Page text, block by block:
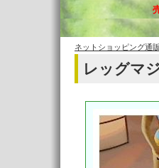
ネットショッピング通
レッグマ